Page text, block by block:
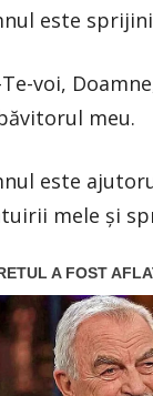
este
voi,
meu.
este
mele şi